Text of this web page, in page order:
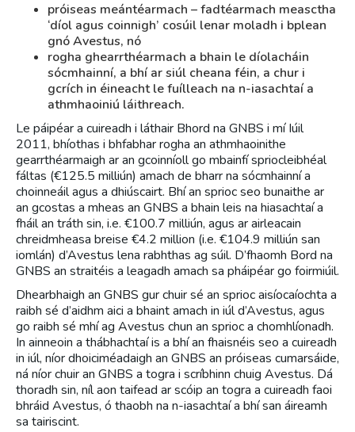
próiseas meántéarmach – fadtéarmach measctha
‘díol agus coinnigh’ cosúil lenar moladh i bplean
gnó Avestus, nó
rogha ghearrthéarmach a bhain le díolacháin
sócmhainní, a bhí ar siúl cheana féin, a chur i
gcrích in éineacht le fuílleach na n-iasachtaí a
athmhaoiniú láithreach.
Le páipéar a cuireadh i láthair Bhord na GNBS i mí Iúil
2011, bhíothas i bhfabhar rogha an athmhaoinithe
gearrthéarmaigh ar an gcoinníoll go mbainfí spriocleibhéal
fáltas (€125.5 milliún) amach de bharr na sócmhainní a
choinneáil agus a dhiúscairt. Bhí an sprioc seo bunaithe ar
an gcostas a mheas an GNBS a bhain leis na hiasachtaí a
fháil an tráth sin, i.e. €100.7 milliún, agus ar airleacain
chreidmheasa breise €4.2 million (i.e. €104.9 milliún san
iomlán) d’Avestus lena rabhthas ag súil. D’fhaomh Bord na
GNBS an straitéis a leagadh amach sa pháipéar go foirmiúil.
Dhearbhaigh an GNBS gur chuir sé an sprioc aisíocaíochta a
raibh sé d’aidhm aici a bhaint amach in iúl d’Avestus, agus
go raibh sé mhí ag Avestus chun an sprioc a chomhlíonadh.
In ainneoin a thábhachtaí is a bhí an fhaisnéis seo a cuireadh
in iúl, níor dhoiciméadaigh an GNBS an próiseas cumarsáide,
ná níor chuir an GNBS a togra i scríbhinn chuig Avestus. Dá
thoradh sin, níl aon taifead ar scóip an togra a cuireadh faoi
bhráid Avestus, ó thaobh na n-iasachtaí a bhí san áireamh
sa tairiscint.